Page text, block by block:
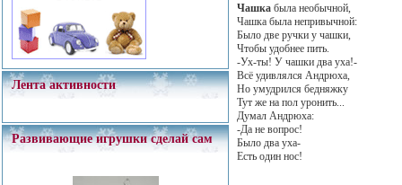
Лента активности
Развивающие игрушки сделай сам
Чашкабыла необычной,
Чашка была непривычной:
Было две ручки у чашки,
Чтобы удобнее пить.
-Ух-ты! У чашки два уха!-
Всё удивлялся Андрюха,
Но умудрился бедняжку
Тут же на пол уронить...
Думал Андрюха:
-Да не вопрос!
Было два уха-
Есть один нос!